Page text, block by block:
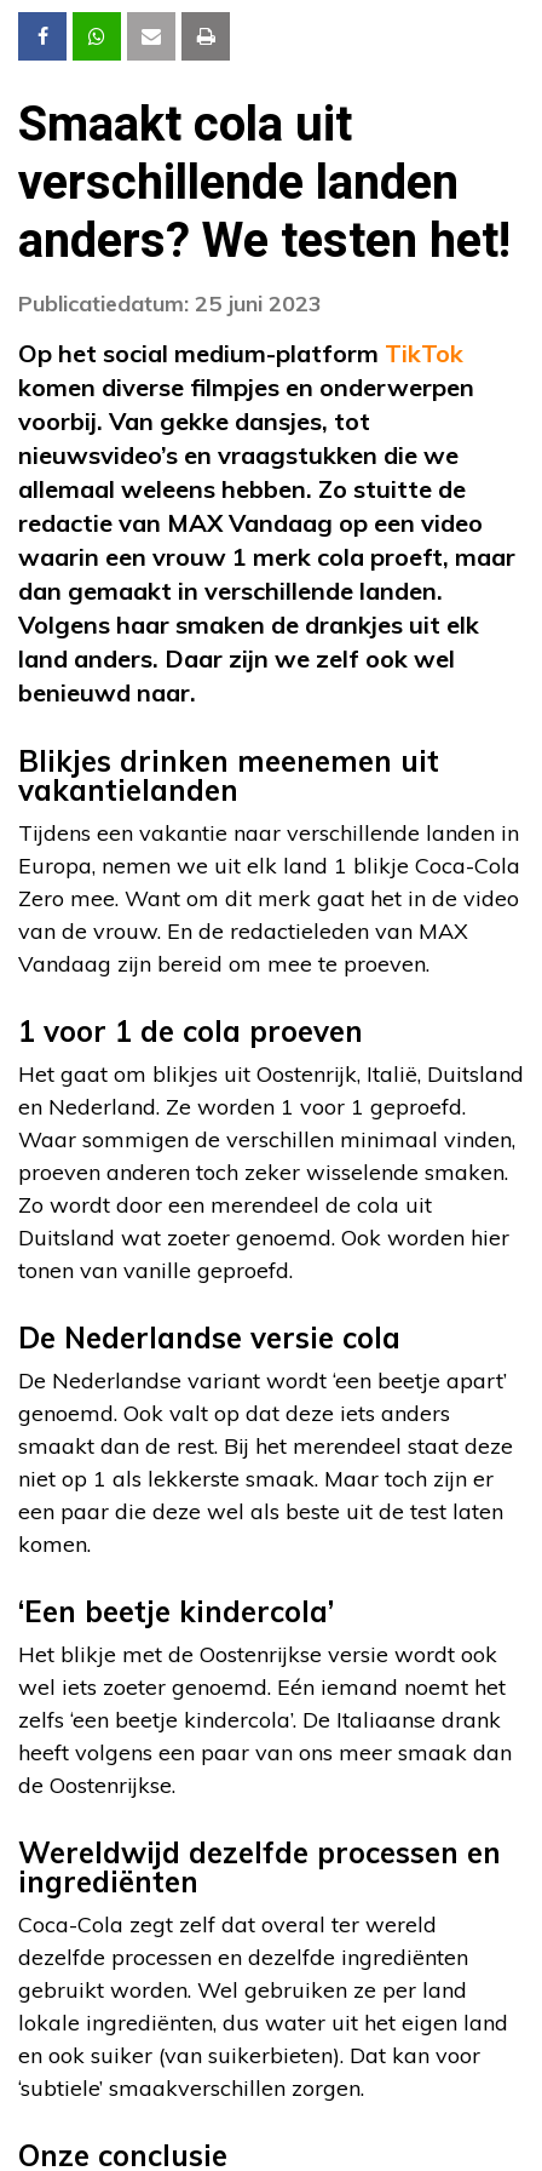
Smaakt cola uit
verschillende landen
anders? We testen het!
Publicatiedatum: 25 juni 2023
Op het social medium-platform TikTok
komen diverse filmpjes en onderwerpen
voorbij. Van gekke dansjes, tot
nieuwsvideo’s en vraagstukken die we
allemaal weleens hebben. Zo stuitte de
redactie van MAX Vandaag op een video
waarin een vrouw 1 merk cola proeft, maar
dan gemaakt in verschillende landen.
Volgens haar smaken de drankjes uit elk
land anders. Daar zijn we zelf ook wel
benieuwd naar.
Blikjes drinken meenemen uit
vakantielanden
Tijdens een vakantie naar verschillende landen in
Europa, nemen we uit elk land 1 blikje Coca-Cola
Zero mee. Want om dit merk gaat het in de video
van de vrouw. En de redactieleden van MAX
Vandaag zijn bereid om mee te proeven.
1 voor 1 de cola proeven
Het gaat om blikjes uit Oostenrijk, Italië, Duitsland
en Nederland. Ze worden 1 voor 1 geproefd.
Waar sommigen de verschillen minimaal vinden,
proeven anderen toch zeker wisselende smaken.
Zo wordt door een merendeel de cola uit
Duitsland wat zoeter genoemd. Ook worden hier
tonen van vanille geproefd.
De Nederlandse versie cola
De Nederlandse variant wordt ‘een beetje apart’
genoemd. Ook valt op dat deze iets anders
smaakt dan de rest. Bij het merendeel staat deze
niet op 1 als lekkerste smaak. Maar toch zijn er
een paar die deze wel als beste uit de test laten
komen.
‘Een beetje kindercola’
Het blikje met de Oostenrijkse versie wordt ook
wel iets zoeter genoemd. Eén iemand noemt het
zelfs ‘een beetje kindercola’. De Italiaanse drank
heeft volgens een paar van ons meer smaak dan
de Oostenrijkse.
Wereldwijd dezelfde processen en
ingrediënten
Coca-Cola zegt zelf dat overal ter wereld
dezelfde processen en dezelfde ingrediënten
gebruikt worden. Wel gebruiken ze per land
lokale ingrediënten, dus water uit het eigen land
en ook suiker (van suikerbieten). Dat kan voor
‘subtiele’ smaakverschillen zorgen.
Onze conclusie